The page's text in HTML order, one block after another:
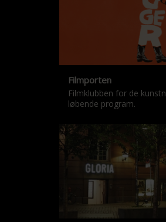
Filmporten
Filmklubben for de
løbende program.